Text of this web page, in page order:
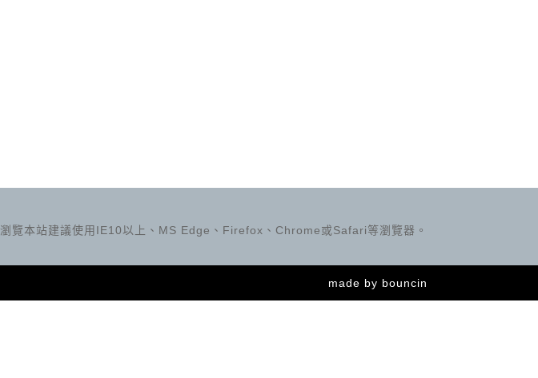
瀏覽本站建議使用IE10以上、MS Edge、Firefox、Chrome或Safari等瀏覽器。
made by bouncin